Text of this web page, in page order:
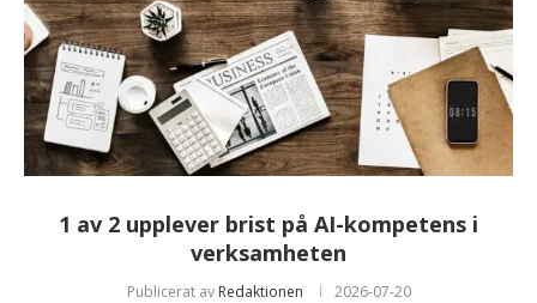
1 av 2 upplever brist på AI-kompetens i
verksamheten
Publicerat av Redaktionen 2026-07-20